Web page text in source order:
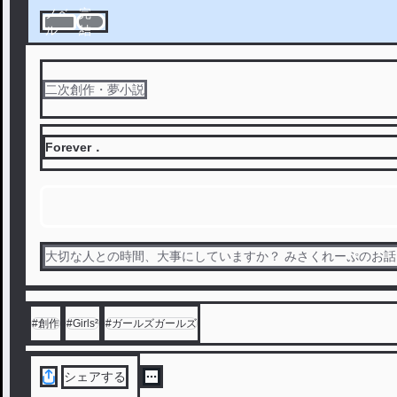
ノベ
ル
完
結
二次創作・夢小説
Forever．
大切な人との時間、大事にしていますか？ みさくれーぷのお
#創作 #Girls² #ガールズガールズ
シェアする